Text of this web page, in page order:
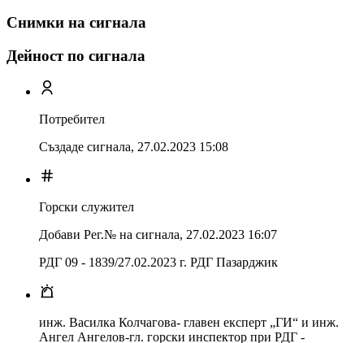
Снимки на сигнала
Дейност по сигнала
Потребител
Създаде сигнала, 27.02.2023 15:08
Горски служител
Добави Рег.№ на сигнала, 27.02.2023 16:07
РДГ 09 - 1839/27.02.2023 г. РДГ Пазарджик
инж. Василка Колчагова- главен експерт „ГИ“ и инж.
Ангел Ангелов-гл. горски инспектор при РДГ -